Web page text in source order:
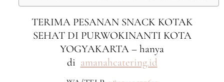
TERIMA PESANAN SNACK KOTAK
SEHAT DI PURWOKINANTI KOTA
YOGYAKARTA – hanya
di amanahcatering.id